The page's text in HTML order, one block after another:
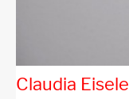
Claudia Eisele